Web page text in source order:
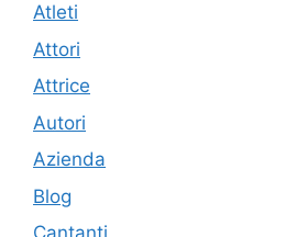
Atleti
Attori
Attrice
Autori
Azienda
Blog